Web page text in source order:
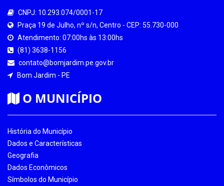
CNPJ: 10.293.074/0001-17
Praça 19 de Julho, nº s/n, Centro - CEP: 55.730-000
Atendimento: 07:00hs às 13:00hs
(81) 3638-1156
contato@bomjardim.pe.gov.br
Bom Jardim - PE
O MUNICÍPIO
História do Município
Dados e Características
Geografia
Dados Econômicos
Símbolos do Município